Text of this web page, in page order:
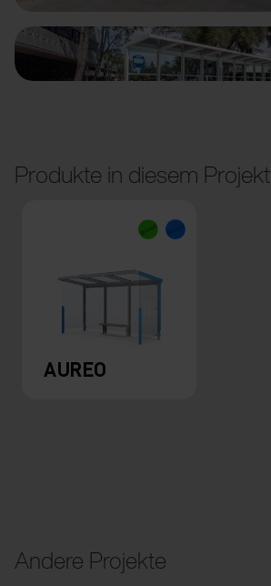
Produkte in diesem Projekt
AUREO
Andere Projekte